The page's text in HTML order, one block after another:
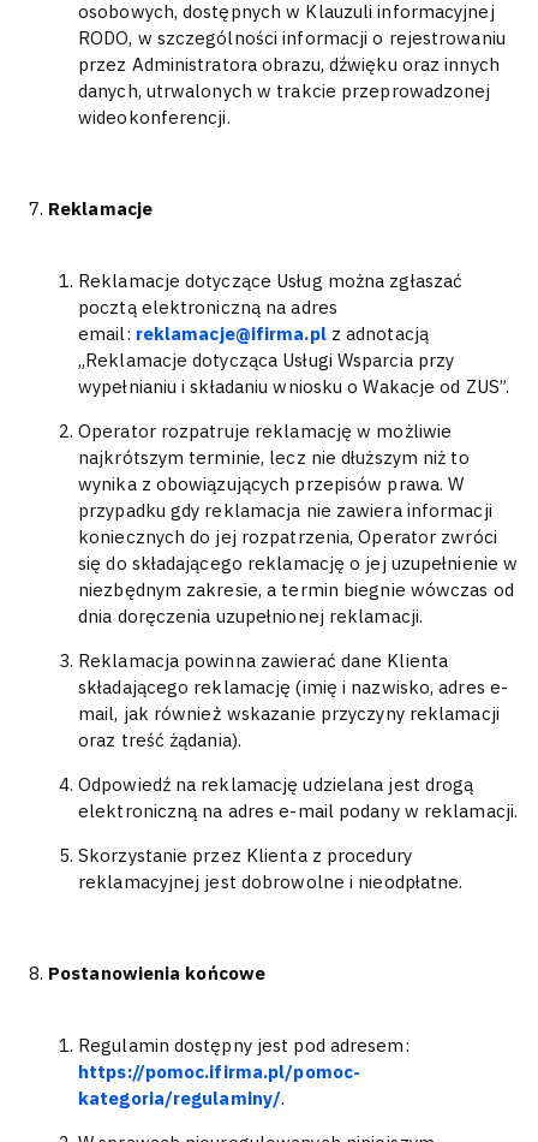
osobowych, dostępnych w Klauzuli informacyjnej
RODO, w szczególności informacji o rejestrowaniu
przez Administratora obrazu, dźwięku oraz innych
danych, utrwalonych w trakcie przeprowadzonej
wideokonferencji.
Reklamacje
Reklamacje dotyczące Usług można zgłaszać
pocztą elektroniczną na adres
email: reklamacje@ifirma.pl z adnotacją
„Reklamacje dotycząca Usługi Wsparcia przy
wypełnianiu i składaniu wniosku o Wakacje od ZUS”.
Operator rozpatruje reklamację w możliwie
najkrótszym terminie, lecz nie dłuższym niż to
wynika z obowiązujących przepisów prawa. W
przypadku gdy reklamacja nie zawiera informacji
koniecznych do jej rozpatrzenia, Operator zwróci
się do składającego reklamację o jej uzupełnienie w
niezbędnym zakresie, a termin biegnie wówczas od
dnia doręczenia uzupełnionej reklamacji.
Reklamacja powinna zawierać dane Klienta
składającego reklamację (imię i nazwisko, adres e-
mail, jak również̇ wskazanie przyczyny reklamacji
oraz treść żądania).
Odpowiedź na reklamację udzielana jest drogą
elektroniczną na adres e-mail podany w reklamacji.
Skorzystanie przez Klienta z procedury
reklamacyjnej jest dobrowolne i nieodpłatne.
Postanowienia końcowe
Regulamin dostępny jest pod adresem:
https://pomoc.ifirma.pl/pomoc-
kategoria/regulaminy/.